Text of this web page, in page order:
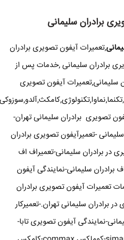
برادران سلیمانی
,تعمیرات آیفون تصویری برادران
برادران سلیمانی ,خدمات پس از
سلیمانی,تعمیرات آیفون تصویری
تصویری برادران سلیمانی تهران-
-تعمیرآیفون تصویری برادران
در برادران سلیمانی-تعمیراف اف
برادران سلیمانی-نمایندگی آیفون
تعمیرات آیفون تصویری برادران
برادران سلیمانی تهران.-تعمیرکار
نمایندگی آیفون تصویری تابا-